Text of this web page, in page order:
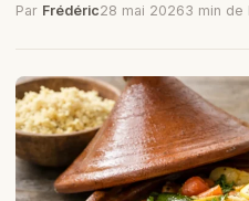
Par Frédéric28 mai 20263 min de